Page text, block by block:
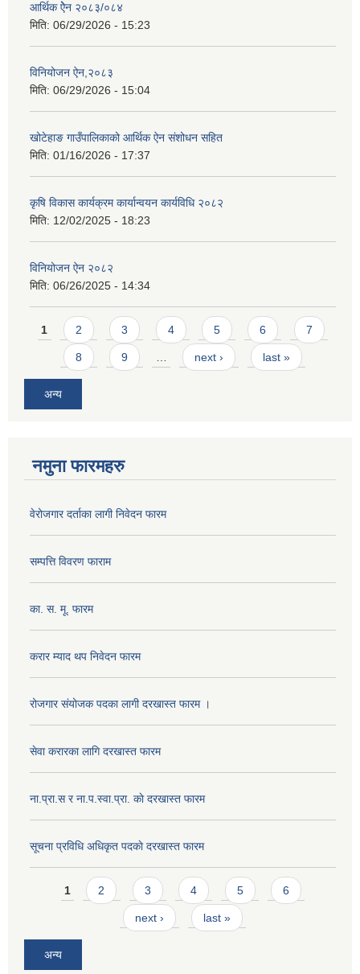
आर्थिक ऐेन २०८३/०८४
मिति: 06/29/2026 - 15:23
विनियोजन ऐन,२०८३
मिति: 06/29/2026 - 15:04
खोटेहाङ गाउँपालिकाको आर्थिक ऐन संशोधन सहित
मिति: 01/16/2026 - 17:37
कृषि विकास कार्यक्रम कार्यान्वयन कार्यविधि २०८२
मिति: 12/02/2025 - 18:23
विनियोजन ऐन २०८२
मिति: 06/26/2025 - 14:34
Pages
1 2 3 4 5 6 7
8 9 next › last »
अन्य
नमुना फारमहरु
वेरोजगार दर्ताका लागी निवेदन फारम
सम्पत्ति विवरण फाराम
का. स. मू. फारम
करार म्याद थप निवेदन फारम
रोजगार संयोजक पदका लागी दरखास्त फारम ।
सेवा करारका लागि दरखास्त फारम
ना‍.प्रा.स र ना.प.स्वा.प्रा. काे दरखास्त फारम
सूचना प्रविधि अधिकृत पदकाे दरखास्त फारम
Pages
1 2 3 4 5 6
next › last »
अन्य